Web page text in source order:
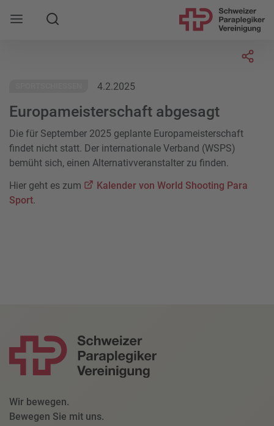
Mobile Navigation öffnen
Suche
4.2.2025
Europameisterschaft abgesagt
Die für September 2025 geplante Europameisterschaft
findet nicht statt. Der internationale Verband (WSPS)
bemüht sich, einen Alternativveranstalter zu finden.
Hier geht es zum
Kalender von World Shooting Para
Sport.
Wir bewegen.
Bewegen Sie mit uns.